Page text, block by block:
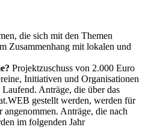
die sich mit den Themen
Zusammenhang mit lokalen und
Projektzuschuss von 2.000 Euro
Initiativen und Organisationen
Laufend. Anträge, die über das
gestellt werden, werden für
Anträge, die nach
im folgenden Jahr